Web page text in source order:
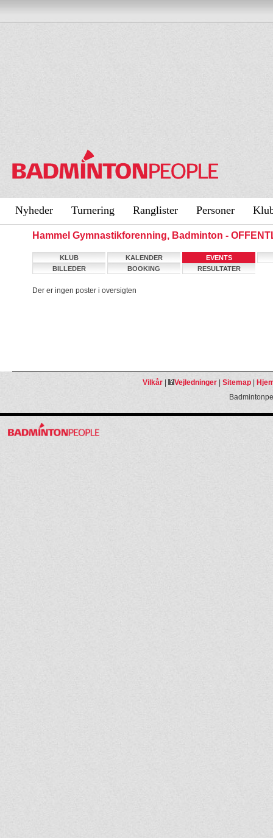
Nyheder Turnering Ranglister Personer
Hammel Gymnastikforenning, Badminton -
KLUB KALENDER
EVENTS
BILLEDER
BOOKING RESULTATER
Der er ingen poster i oversigten
Vilkår| Vejledninger| Sitemap|